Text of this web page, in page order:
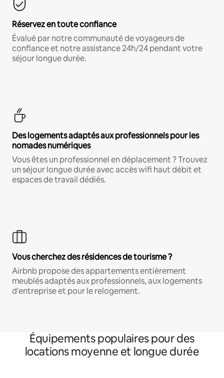
Réservez en toute confiance
Évalué par notre communauté de voyageurs de
confiance et notre assistance 24h/24 pendant votre
séjour longue durée.
Des logements adaptés aux professionnels pour les
nomades numériques
Vous êtes un professionnel en déplacement ? Trouvez
un séjour longue durée avec accès wifi haut débit et
espaces de travail dédiés.
Vous cherchez des résidences de tourisme ?
Airbnb propose des appartements entièrement
meublés adaptés aux professionnels, aux logements
d'entreprise et pour le relogement.
Équipements populaires pour des
locations moyenne et longue durée